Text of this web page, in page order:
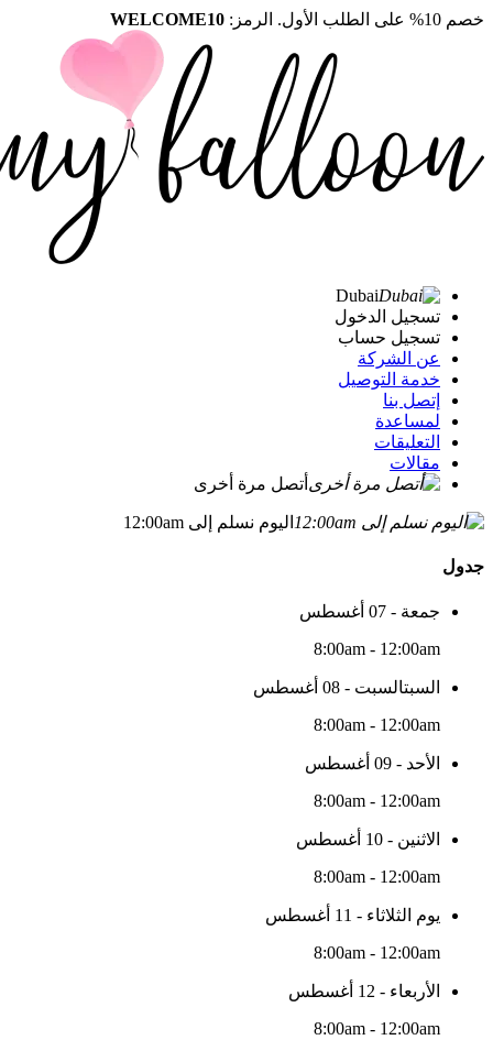
خصم 10% على الطلب الأول. الرمز: WELCOME10
Dubai
تسجيل الدخول
تسجيل حساب
عن الشركة
خدمة التوصيل
إتصل بنا
لمساعدة
التعليقات
مقالات
أتصل مرة أخرى
اليوم نسلم إلى 12:00am
جدول
جمعة - 07 أغسطس
8:00am - 12:00am
السبتالسبت - 08 أغسطس
8:00am - 12:00am
الأحد - 09 أغسطس
8:00am - 12:00am
الاثنين - 10 أغسطس
8:00am - 12:00am
يوم الثلاثاء - 11 أغسطس
8:00am - 12:00am
الأربعاء - 12 أغسطس
8:00am - 12:00am